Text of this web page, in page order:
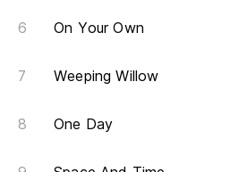
On Your Own
Weeping Willow
One Day